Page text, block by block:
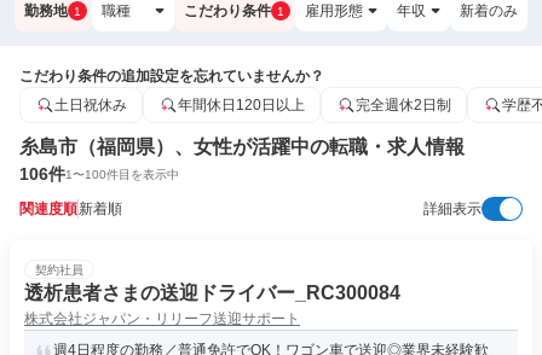
勤務地 1 職種 こだわり条件 1 雇用形態 年収 新着のみ
こだわり条件の追加設定を忘れていませんか？
土日祝休み
年間休日120日以上 完全週休2日制 学歴
糸島市（福岡県）、女性が活躍中の転職・求人情報
106件1〜100件目を表示中
関連度順新着順 詳細表示
契約社員
透析患者さまの送迎ドライバー_RC300084
株式会社ジャパン・リリーフ送迎サポート
週4日程度の勤務／普通免許でOK！ワゴン車で送迎◎業界未経験歓